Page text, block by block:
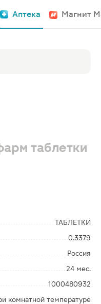
Аптека Магнит
таблетки
ТАБЛЕТКИ
0.3379
Россия
24 мес.
1000480932
комнатной температуре